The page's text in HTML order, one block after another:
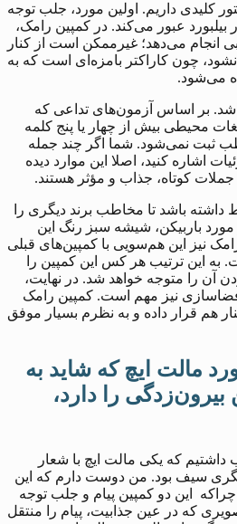
کلیدی داریم. اولین مورد، جلب توجه
بیلبورد عبور می‌کند. در کمپین رامک،
انجام می‌دهد؛ غیرممکن است از کنار
چون کاراکتر بامزه‌ای است که به
می‌شود.
باشد. بر اساس آزمون‌های تداعی که
محیطی بیش از چهار یا پنج کلمه
ثبت نمی‌شود. شما اگر چند جمله
اشاره کنید، اصلا این موارد دیده
کوتاه، جذاب و مؤثر هستند.
داشته باشد تا مخاطب برند دیگری را
مورد باربیکن، شیشه سبز رنگ این
نیز این هم‌سویی با کمپین‌های قبلی
این ترتیب هر کس این کمپین را
آن را متوجه خواهد شد. در نهایت،
نیز مهم است. کمپین رامک
هم قرار داده و به نظرم بسیار موفق
مالت ایچ که شاید به
بیرون‌زدگی را دارد،
که یکی مالت ایچ با شعار
سیف بود. من دوست دارم که این
چراکه این دو کمپین پیام و جلب توجه
که در عین جذابیت، پیام را منتقل